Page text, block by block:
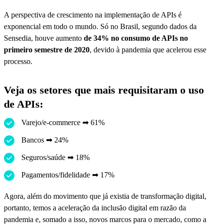
A perspectiva de crescimento na implementação de APIs é
exponencial em todo o mundo. Só no Brasil, segundo dados da
Sensedia, houve aumento de 34% no consumo de APIs no
primeiro semestre de 2020, devido à pandemia que acelerou esse
processo.
Veja os setores que mais requisitaram o uso
de APIs:
Varejo/e-commerce ➡ 61%
Bancos ➡ 24%
Seguros/saúde ➡ 18%
Pagamentos/fidelidade ➡ 17%
Agora, além do movimento que já existia de transformação digital,
portanto, temos a aceleração da inclusão digital em razão da
pandemia e, somado a isso, novos marcos para o mercado, como a